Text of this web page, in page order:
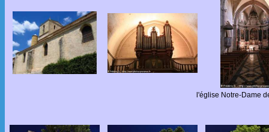
l'église Notre-Dame